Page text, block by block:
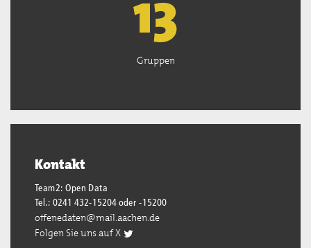
13
Gruppen
Kontakt
Team2: Open Data
Tel.: 0241 432-15204 oder -15200
offenedaten@mail.aachen.de
Folgen Sie uns auf X